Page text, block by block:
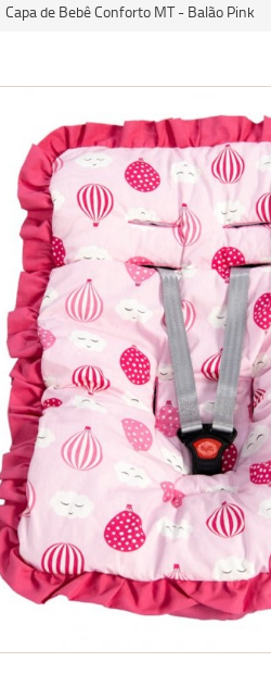
Capa de Bebê Conforto MT - Balão Pink